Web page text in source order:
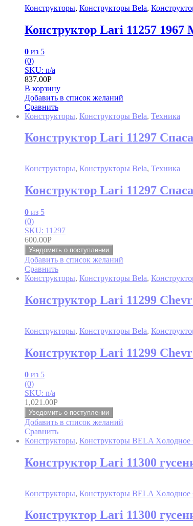
Конструкторы, Конструкторы Bela,
Конструктор Lari 11257
0 из 5
(0)
SKU: n/a
837.00Р
В корзину
Добавить в список желаний
Сравнить
Конструкторы, Конструкторы Bela, Техника
Конструктор Lari 11297
Конструкторы, Конструкторы Bela, Техника
Конструктор Lari 11297
0 из 5
(0)
SKU: 11297
600.00Р
Уведомить о поступлении
Добавить в список желаний
Сравнить
Конструкторы, Конструкторы Bela,
Конструктор Lari 11299
Конструкторы, Конструкторы Bela,
Конструктор Lari 11299
0 из 5
(0)
SKU: n/a
1,021.00Р
Уведомить о поступлении
Добавить в список желаний
Сравнить
Конструкторы, Конструкторы BELA Xолодное
Конструктор Lari 11300
Конструкторы, Конструкторы BELA Xолодное
Конструктор Lari 11300